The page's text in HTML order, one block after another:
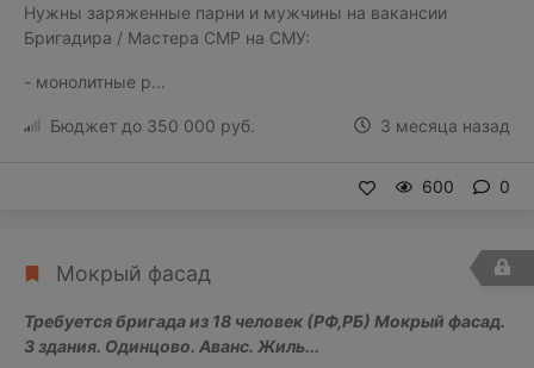
Нужны заряженные парни и мужчины на вакансии
Бригадира / Мастера СМР на СМУ:
- монолитные р...
3 месяца назад
Бюджет до 350 000 руб.
600 0
Мокрый фасад
Требуется бригада из 18 человек (РФ,РБ) Мокрый фасад.
3 здания. Одинцово. Аванс. Жиль...